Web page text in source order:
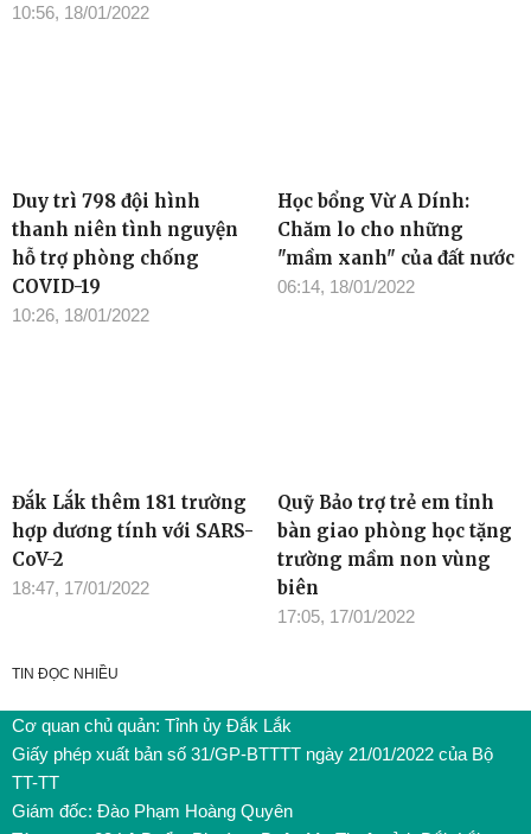
10:56, 18/01/2022
Duy trì 798 đội hình
thanh niên tình nguyện
hỗ trợ phòng chống
COVID-19
10:26, 18/01/2022
Học bổng Vừ A Dính:
Chăm lo cho những
"mầm xanh" của đất nước
06:14, 18/01/2022
Đắk Lắk thêm 181 trường
hợp dương tính với SARS-
CoV-2
18:47, 17/01/2022
Quỹ Bảo trợ trẻ em tỉnh
bàn giao phòng học tặng
trường mầm non vùng
biên
17:05, 17/01/2022
TIN ĐỌC NHIỀU
Cơ quan chủ quản: Tỉnh ủy Đắk Lắk
Giấy phép xuất bản số 31/GP-BTTTT ngày 21/01/2022 của Bộ
TT-TT
Giám đốc: Đào Phạm Hoàng Quyên